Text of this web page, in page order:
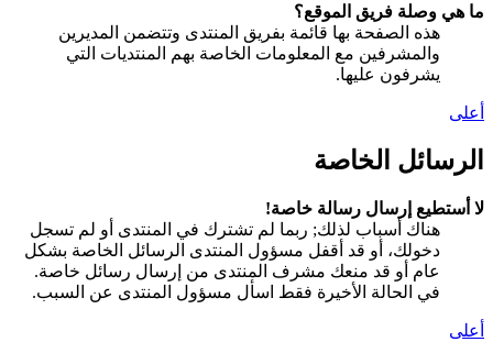
ما هي وصلة فريق الموقع؟
هذه الصفحة بها قائمة بفريق المنتدى وتتضمن المديرين
والمشرفين مع المعلومات الخاصة بهم المنتديات التي
يشرفون عليها.
أعلى
الرسائل الخاصة
لا أستطيع إرسال رسالة خاصة!
هناك أسباب لذلك; ربما لم تشترك في المنتدى أو لم تسجل
دخولك، أو قد أقفل مسؤول المنتدى الرسائل الخاصة بشكل
عام أو قد منعك مشرف المنتدى من إرسال رسائل خاصة.
في الحالة الأخيرة فقط اسأل مسؤول المنتدى عن السبب.
أعلى